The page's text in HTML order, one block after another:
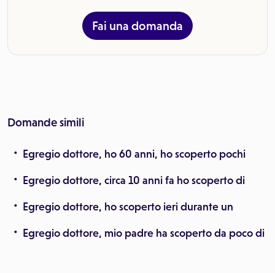
Fai una domanda
Domande simili
Egregio dottore, ho 60 anni, ho scoperto pochi
Egregio dottore, circa 10 anni fa ho scoperto di
Egregio dottore, ho scoperto ieri durante un
Egregio dottore, mio padre ha scoperto da poco di